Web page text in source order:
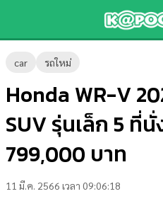
car รถใหม่
Honda WR-V
SUV รุ่นเล็ก 5 ที่
799,000 บาท
11 มี.ค. 2566 เวลา 09:06:18
ข่าว-
ความ
รู้
ข่าว
บันเทิง